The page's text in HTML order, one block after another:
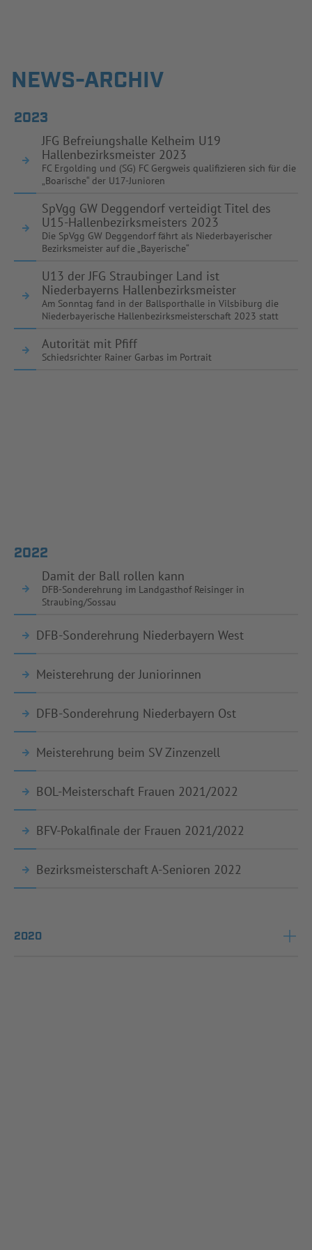
ERGEBNISSE & WETTBEWERBE
NEUIGKEITEN
SPIELBETRIEB & VERBANDSLEBEN
AUSBILDUNG & FÖRDERUNG
DER VERBAND
INFOTHEK SPIELPLUS
NEWS-ARCHIV
2023
JFG Befreiungshalle Kelheim U19
Hallenbezirksmeister 2023
FC Ergolding und (SG) FC Gergweis qualifizieren sich für die
„Boarische“ der U17-Junioren
SpVgg GW Deggendorf verteidigt Titel des
U15-Hallenbezirksmeisters 2023
Die SpVgg GW Deggendorf fährt als Niederbayerischer
Bezirksmeister auf die „Bayerische“
U13 der JFG Straubinger Land ist
Niederbayerns Hallenbezirksmeister
Am Sonntag fand in der Ballsporthalle in Vilsbiburg die
Niederbayerische Hallenbezirksmeisterschaft 2023 statt
Autorität mit Pfiff
Schiedsrichter Rainer Garbas im Portrait
2022
Damit der Ball rollen kann
DFB-Sonderehrung im Landgasthof Reisinger in
Straubing/Sossau
DFB-Sonderehrung Niederbayern West
Meisterehrung der Juniorinnen
DFB-Sonderehrung Niederbayern Ost
Meisterehrung beim SV Zinzenzell
BOL-Meisterschaft Frauen 2021/2022
BFV-Pokalfinale der Frauen 2021/2022
Bezirksmeisterschaft A-Senioren 2022
2020